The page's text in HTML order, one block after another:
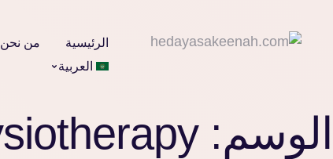
الرئيسية من نحن
العربية
الوسم: